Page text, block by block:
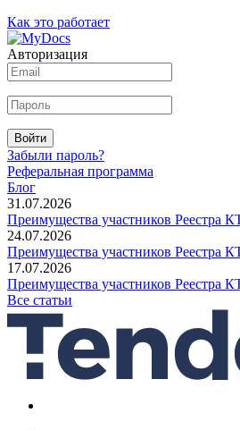
Как это работает
Авторизация
Войти
Забыли пароль?
Реферальная программа
Блог
31.07.2026
Преимущества участников Реестра
24.07.2026
Преимущества участников Реестра
17.07.2026
Преимущества участников Реестра
Все статьи